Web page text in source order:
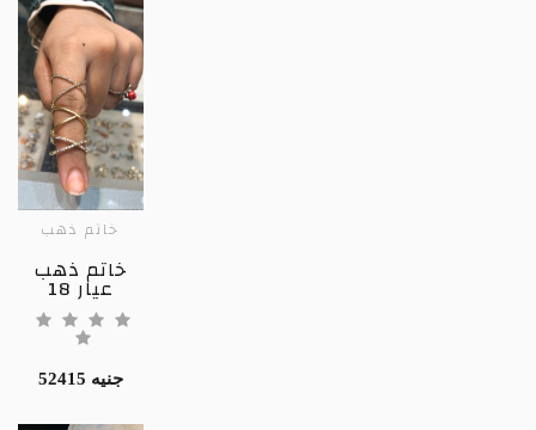
خاتم ذهب
خاتم ذهب
عيار 18
52415 جنيه